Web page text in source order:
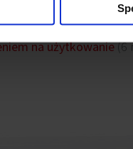
BREEAM Excellent
na użytkowanie(6